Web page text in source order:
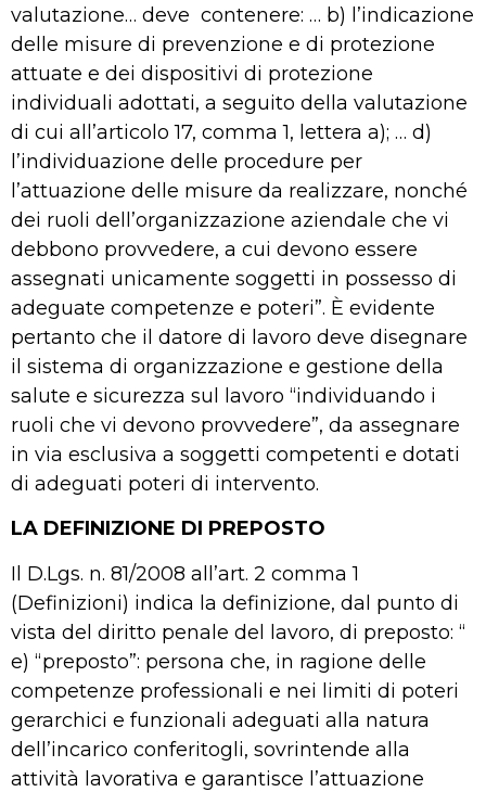
valutazione… deve contenere: … b) l’indicazione
delle misure di prevenzione e di protezione
attuate e dei dispositivi di protezione
individuali adottati, a seguito della valutazione
di cui all’articolo 17, comma 1, lettera a); … d)
l’individuazione delle procedure per
l’attuazione delle misure da realizzare, nonché
dei ruoli dell’organizzazione aziendale che vi
debbono provvedere, a cui devono essere
assegnati unicamente soggetti in possesso di
adeguate competenze e poteri”. È evidente
pertanto che il datore di lavoro deve disegnare
il sistema di organizzazione e gestione della
salute e sicurezza sul lavoro “individuando i
ruoli che vi devono provvedere”, da assegnare
in via esclusiva a soggetti competenti e dotati
di adeguati poteri di intervento.
LA DEFINIZIONE DI PREPOSTO
Il D.Lgs. n. 81/2008 all’art. 2 comma 1
(Definizioni) indica la definizione, dal punto di
vista del diritto penale del lavoro, di preposto: “
e) “preposto”: persona che, in ragione delle
competenze professionali e nei limiti di poteri
gerarchici e funzionali adeguati alla natura
dell’incarico conferitogli, sovrintende alla
attività lavorativa e garantisce l’attuazione